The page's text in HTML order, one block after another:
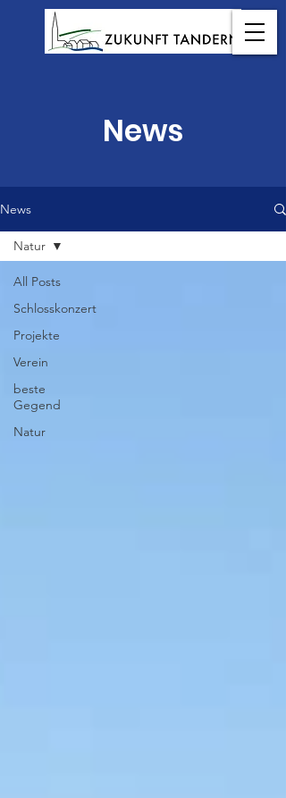
News
News
All Posts
Schlosskonzert
Projekte
Verein
beste
Gegend
Natur
Natur